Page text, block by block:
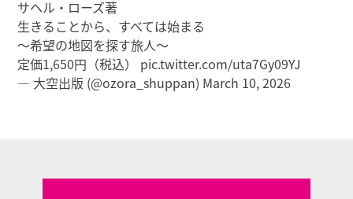
サヘル・ローズ著
生きることから、すべては始まる
～希望の地図を探す旅人～
定価1,650円（税込） pic.twitter.com/uta7Gy09YJ
— 大空出版 (@ozora_shuppan) March 10, 2026